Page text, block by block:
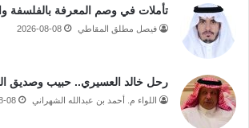
تأملات في وصم المعرفة بالفلسفة
فيصل مطلق المقاطي 2026-08-08
رحل خالد العسيري.. حبيب وصديق
اللواء م. أحمد بن عبدالله الشهراني 08